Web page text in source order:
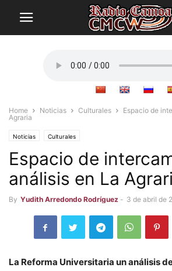
Home Noticias Culturales
Espacio de
Agraria
Noticias Culturales
Espacio de
análisis en La
By Yudith Arredondo Rodríguez - 3 de abril de
La Reforma Universitaria un análisis